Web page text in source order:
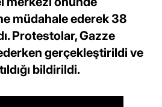
müdahale ederek 38
Protestolar, Gazze
gerçekleştirildi ve
bildirildi.